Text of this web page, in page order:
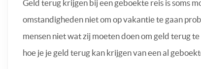
Geld terug krijgen bij een geboekte reis is soms
omstandigheden niet om op vakantie te gaan
mensen niet wat zij moeten doen om geld terug
hoe je je geld terug kan krijgen van een al